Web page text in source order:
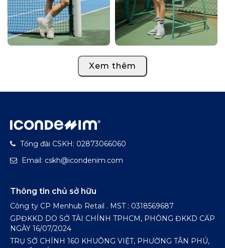
Xem thêm
Tổng đài CSKH: 02873066060
Email: cskh@icondenim.com
Thông tin chủ sở hữu
Công ty CP Menhub Retail . MST : 0318569687
GPĐKKD DO SỞ TÀI CHÍNH TPHCM, PHÒNG ĐKKD CẤP
NGÀY 16/07/2024
TRỤ SỞ CHÍNH 160 KHUÔNG VIỆT, PHƯỜNG TÂN PHÚ,